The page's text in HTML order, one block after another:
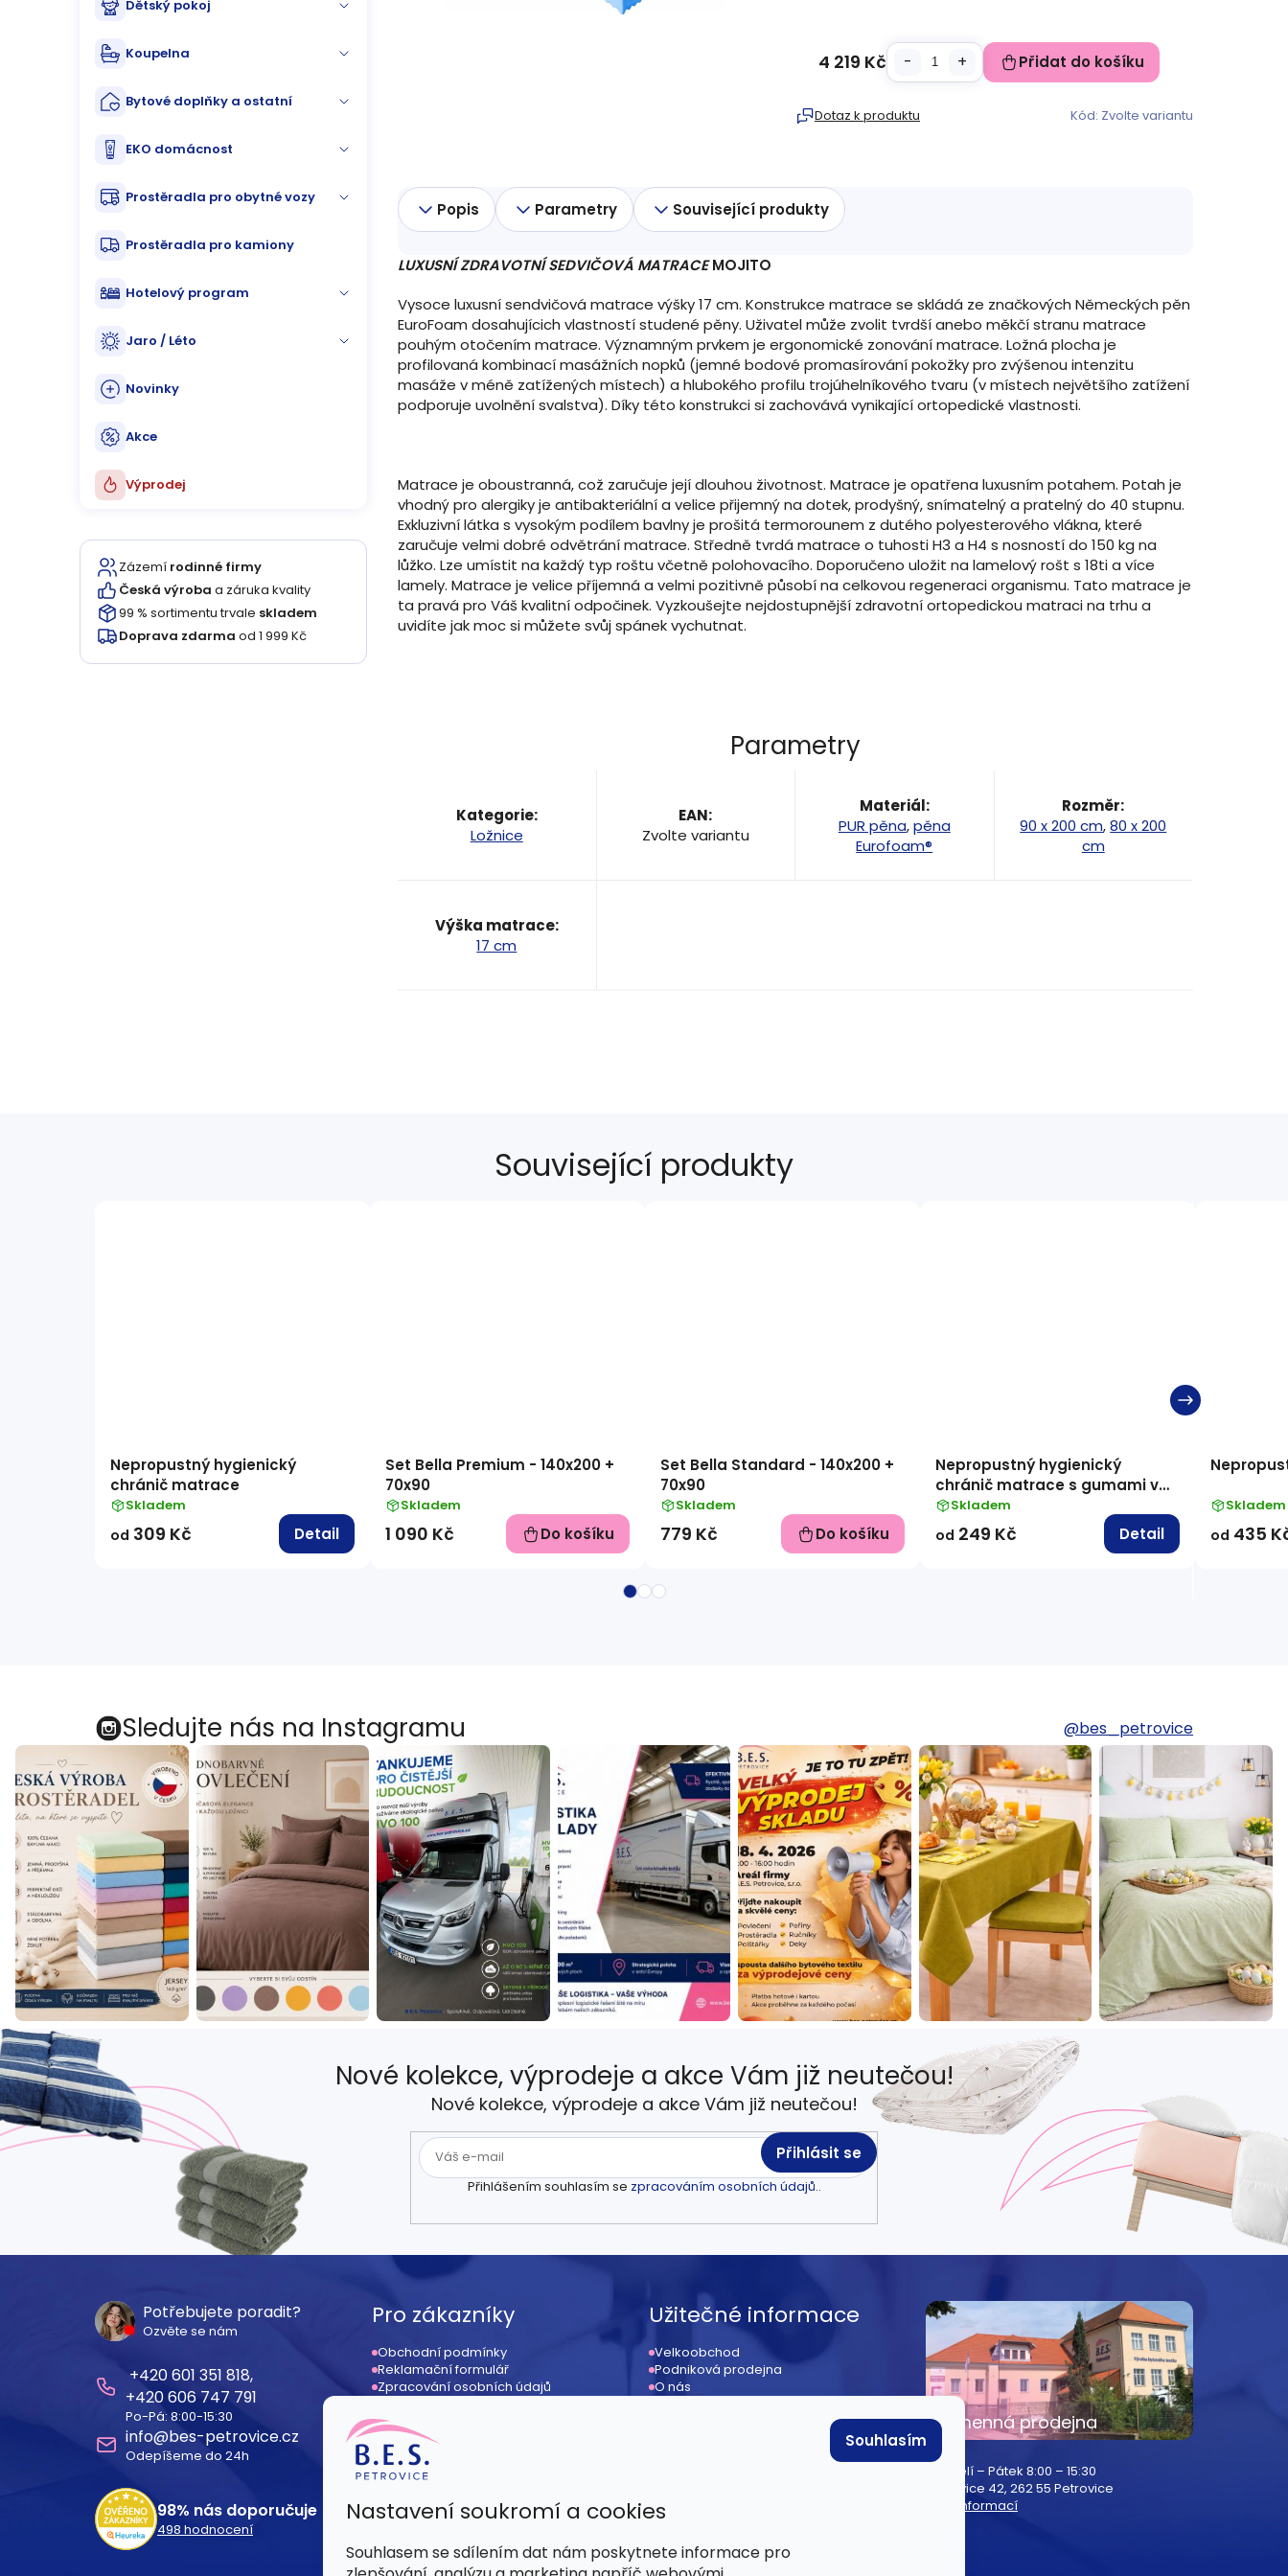
Nastavení soukromí a cookies
Souhlasem se sdílením dat nám poskytnete informace pro
Souhlasím
Dětský pokoj
Koupelna
Bytové doplňky a ostatní
EKO domácnost
Prostěradla pro obytné vozy
Prostěradla pro kamiony
Hotelový program
Jaro / Léto
Novinky
Akce
Výprodej
Zázemí rodinné firmy
Česká výroba a záruka kvality
99 % sortimentu trvale skladem
Doprava zdarma od 1 999 Kč
Dotaz k produktu Kód: Zvolte variantu
4 219 Kč Přidat do košíku
Popis Parametry Související produkty
LUXUSNÍZDRAVOTNÍ SEDVIČOVÁ MATRACEMOJITO
Vysoce luxusní sendvičová matrace výšky 17 cm. Konstrukce matrace se skládá ze značkových Německých pěn
EuroFoam dosahujícich vlastností studené pěny. Uživatel může zvolit tvrdší anebo měkčí stranu matrace
pouhým otočením matrace. Významným prvkem je ergonomické zonování matrace. Ložná plocha je
profilovaná kombinací masážních nopků (jemné bodové promasírování pokožky pro zvýšenou intenzitu
masáže v méně zatížených místech) a hlubokého profilu trojúhelníkového tvaru (v místech největšího zatížení
podporuje uvolnění svalstva). Díky této konstrukci si zachovává vynikající ortopedické vlastnosti.
Matrace je oboustranná, což zaručuje její dlouhou životnost. Matrace je opatřena luxusním potahem. Potah je
vhodný pro alergiky je antibakteriální a velice přijemný na dotek, prodyšný, snímatelný a pratelný do 40 stupnu.
Exkluzivní látka s vysokým podílem bavlny je prošitá termorounem z dutého polyesterového vlákna, které
zaručuje velmi dobré odvětrání matrace. Středně tvrdá matrace o tuhosti H3 a H4 s nosností do 150 kg na
lůžko. Lze umístit na každý typ roštu včetně polohovacího. Doporučeno uložit na lamelový rošt s 18ti a více
lamely. Matrace je velice příjemná a velmi pozitivně působí na celkovou regeneraci organismu. Tato matrace je
ta pravá pro Váš kvalitní odpočinek. Vyzkoušejte nejdostupnější zdravotní ortopedickou matraci na trhu a
uvidíte jak moc si můžete svůj spánek vychutnat.
Parametry
Kategorie:
Ložnice
EAN:
Zvolte variantu
Materiál:
PUR pěna,pěna
Eurofoam®
Rozměr:
90 x 200 cm,80 x 200
cm
Výška matrace:
17 cm
Související produkty
Nepropustný hygienický
chránič matrace
Skladem
od 309 Kč Detail
Set Bella Premium - 140x200 +
70x90
Skladem
1 090 Kč Do košíku
Set Bella Standard - 140x200 +
70x90
Skladem
779 Kč Do košíku
Nepropustný hygienický
chránič matrace s gumami v
rozích
Skladem
od 249 Kč Detail
Skladem
od 435
Sledujte nás na Instagramu @bes_petrovice
Nové kolekce, výprodeje a akce Vám již neutečou!
Nové kolekce, výprodeje a akce Vám již neutečou!
Přihlášením souhlasím se zpracováním osobních údajů..
Přihlásit se
Potřebujete poradit?
Ozvěte se nám
601 351 818
606 747 791
Po-Pá: 8:00-15:30
info@bes-petrovice.cz
Odepíšeme do 24h
98% nás doporučuje
498 hodnocení
Pro zákazníky
Obchodní podmínky
Reklamační formulář
Zpracování osobních údajů
Registrace
Dodací podmínky
Užitečné informace
Velkoobchod
Podniková prodejna
O nás
Kamenná prodejna
Pondělí – Pátek 8:00 – 15:30
Petrovice 42, 262 55 Petrovice
Více informací